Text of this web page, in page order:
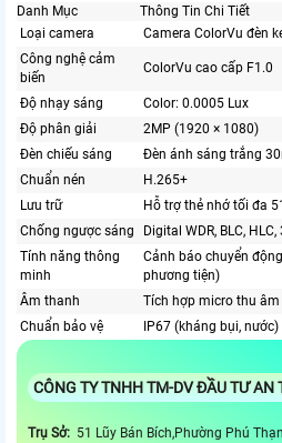
Danh Mục
Thông Tin Chi Tiết
Loại camera
Camera ColorVu đèn
Công nghệ cảm
biến
ColorVu cao cấp F1.0
Độ nhạy sáng
Color: 0.0005 Lux
Độ phân giải
2MP (1920 × 1080)
Đèn chiếu sáng
Đèn ánh sáng trắng
Chuẩn nén
H.265+
Lưu trữ
Hỗ trợ thẻ nhớ tối đa
Chống ngược sáng
Digital WDR, BLC, HLC,
Tính năng thông
minh
Cảnh báo chuyển
phương tiện)
Âm thanh
Tích hợp micro thu âm
Chuẩn bảo vệ
IP67 (kháng bụi, nước)
CÔNG TY TNHH TM-DV ĐẦU TƯ AN
Trụ Sở: 51 Lũy Bán Bích,Phường Phú